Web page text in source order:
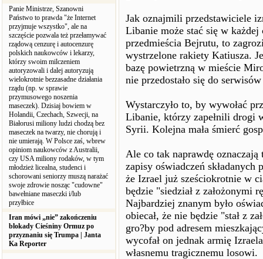
Panie Ministrze, Szanowni
Państwo to prawda "że Internet
przyjmuje wszystko", ale na
szczęście pozwala też przełamywać
rządową cenzurę i autocenzurę
polskich naukowców i lekarzy,
którzy swoim milczeniem
autoryzowali i dalej autoryzują
wielokrotnie bezzasadne działania
rządu (np. w sprawie
przymusowego noszenia
maseczek). Dzisiaj bowiem w
Holandii, Czechach, Szwecji, na
Białorusi miliony ludzi chodzą bez
maseczek na twarzy, nie chorują i
nie umierają. W Polsce zaś, wbrew
opiniom naukowców z Australii,
czy USA miliony rodaków, w tym
młodzież licealna, studenci i
schorowani seniorzy muszą narażać
swoje zdrowie nosząc "cudowne"
bawełniane maseczki i/lub
przyłbice
Iran mówi „nie” zakończeniu
blokady Cieśniny Ormuz po
przyznaniu się Trumpa | Janta
Ka Reporter
Jak oznajmili przedstawiciele
Libanie może stać się w
przedmieścia Bejrutu, to
wystrzelone rakiety Katiusza.
bazę powietrzną w mieście
nie przedostało się do
Wystarczyło to, by wywołać
Libanie, którzy zapełnili drogi
Syrii. Kolejna mała śmierć
Ale co tak naprawdę oznaczają
zapisy oświadczeń składanych
że Izrael już sześciokrotnie w
będzie "siedział z założonymi
Najbardziej znanym było
obiecał, że nie będzie "stał z
gro?by pod adresem
wycofał on jednak armię
własnemu tragicznemu losowi.